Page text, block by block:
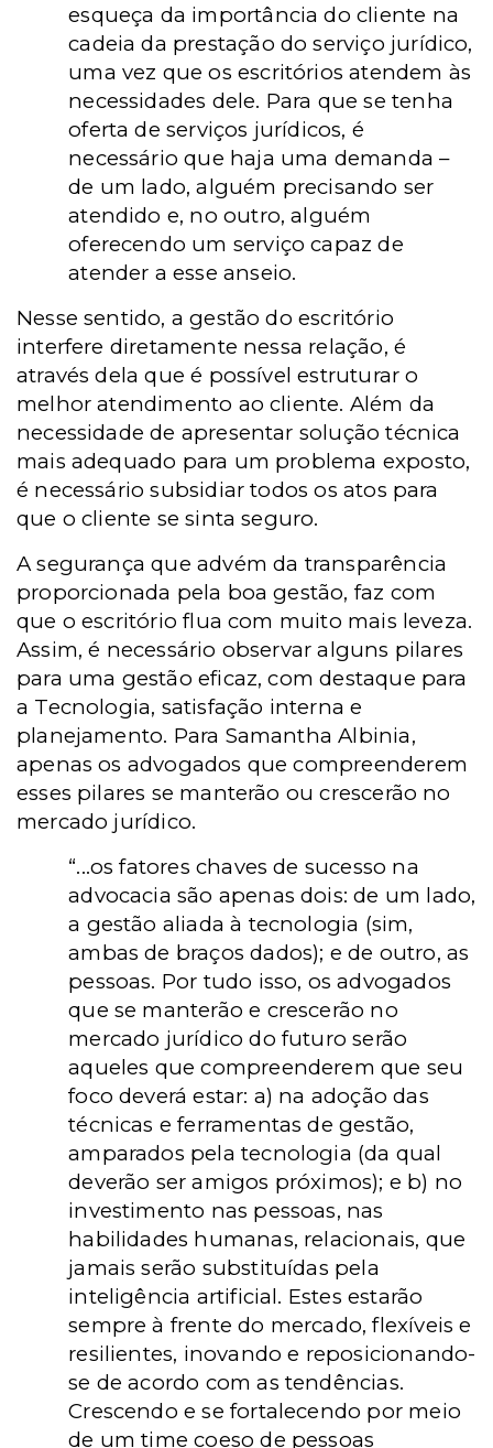
esqueça da importância do cliente na
cadeia da prestação do serviço jurídico,
uma vez que os escritórios atendem às
necessidades dele. Para que se tenha
oferta de serviços jurídicos, é
necessário que haja uma demanda –
de um lado, alguém precisando ser
atendido e, no outro, alguém
oferecendo um serviço capaz de
atender a esse anseio.
Nesse sentido, a gestão do escritório
interfere diretamente nessa relação, é
através dela que é possível estruturar o
melhor atendimento ao cliente. Além da
necessidade de apresentar solução técnica
mais adequado para um problema exposto,
é necessário subsidiar todos os atos para
que o cliente se sinta seguro.
A segurança que advém da transparência
proporcionada pela boa gestão, faz com
que o escritório flua com muito mais leveza.
Assim, é necessário observar alguns pilares
para uma gestão eficaz, com destaque para
a Tecnologia, satisfação interna e
planejamento. Para Samantha Albinia,
apenas os advogados que compreenderem
esses pilares se manterão ou crescerão no
mercado jurídico.
“...os fatores chaves de sucesso na
advocacia são apenas dois: de um lado,
a gestão aliada à tecnologia (sim,
ambas de braços dados); e de outro, as
pessoas. Por tudo isso, os advogados
que se manterão e crescerão no
mercado jurídico do futuro serão
aqueles que compreenderem que seu
foco deverá estar: a) na adoção das
técnicas e ferramentas de gestão,
amparados pela tecnologia (da qual
deverão ser amigos próximos); e b) no
investimento nas pessoas, nas
habilidades humanas, relacionais, que
jamais serão substituídas pela
inteligência artificial. Estes estarão
sempre à frente do mercado, flexíveis e
resilientes, inovando e reposicionando-
se de acordo com as tendências.
Crescendo e se fortalecendo por meio
de um time coeso de pessoas